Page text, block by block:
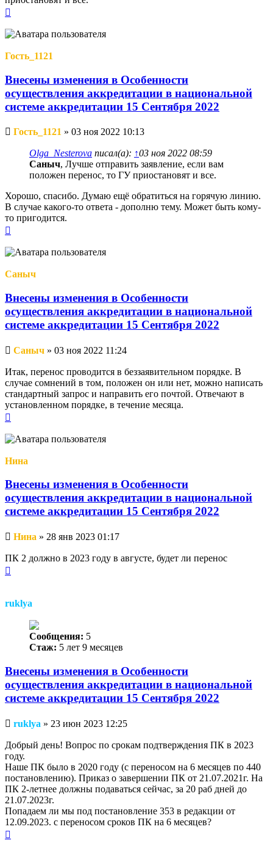
началу
Гость_1121
Внесены изменения в Особенности
осуществления аккредитации в национальной
системе аккредитации 15 Сентября 2022
Непрочитанное
сообщение
Гость_1121 » 03 ноя 2022 10:13
Olga_Nesterova писал(а): ↑03 ноя 2022 08:59
Саныч, Лучше отправить заявление, если вам
положен перенос, то ГУ приостановят и все.
Хорошо, спасибо. Думаю ещё обратиться на горячую линию.
В случае какого-то ответа - дополню тему. Может быть кому-
то пригодится.
началу
Саныч
Внесены изменения в Особенности
осуществления аккредитации в национальной
системе аккредитации 15 Сентября 2022
Непрочитанное
Саныч » 03 ноя 2022 11:24
Итак, перенос проводится в беззаявительном порядке. В
случае сомнений в том, положен он или нет, можно написать
стандартный запрос и направить его почтой. Отвечают в
установленном порядке, в течение месяца.
началу
Нина
Внесены изменения в Особенности
осуществления аккредитации в национальной
системе аккредитации 15 Сентября 2022
Непрочитанное
Нина » 28 янв 2023 01:17
ПК 2 должно в 2023 году в августе, будет ли перенос
ruklya
Сообщения: 5
Стаж: 5 лет 9 месяцев
Внесены изменения в Особенности
осуществления аккредитации в национальной
системе аккредитации 15 Сентября 2022
Непрочитанное
сообщение
ruklya » 23 июн 2023 12:25
Добрый день! Вопрос по срокам подтверждения ПК в 2023
году.
Наше ПК было в 2020 году (с переносом на 6 месяцев по 440
постановлению). Приказ о завершении ПК от 21.07.2021г. На
ПК 2-летнее должны подаваться сейчас, за 20 раб дней до
21.07.2023г.
Попадаем ли мы под постановление 353 в редакции от
12.09.2023. с переносом сроков ПК на 6 месяцев?